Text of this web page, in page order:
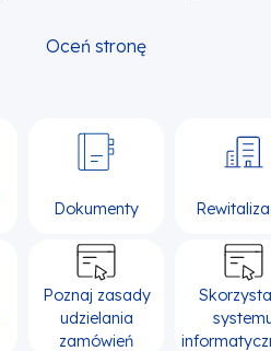
Oceń stronę
Dokumenty
Poznaj zasady
udzielania
zamówień